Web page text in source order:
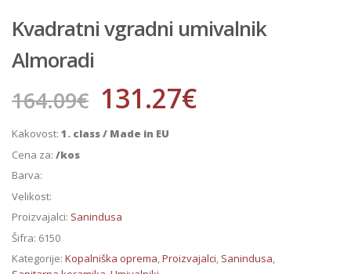
Kvadratni vgradni umivalnik
Almoradi
164.09€ 131.27€
Kakovost: 1. class / Made in EU
Cena za: /kos
Barva:
Velikost:
Proizvajalci: Sanindusa
Šifra: 6150
Kategorije: Kopalniška oprema,Proizvajalci, Sanindusa,